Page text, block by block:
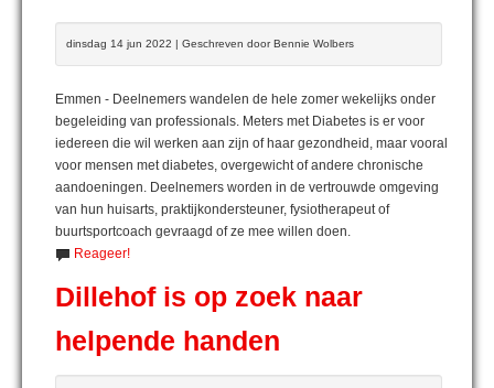
dinsdag 14 jun 2022 | Geschreven door Bennie Wolbers
Emmen - Deelnemers wandelen de hele zomer wekelijks onder
begeleiding van professionals. Meters met Diabetes is er voor
iedereen die wil werken aan zijn of haar gezondheid, maar vooral
voor mensen met diabetes, overgewicht of andere chronische
aandoeningen. Deelnemers worden in de vertrouwde omgeving
van hun huisarts, praktijkondersteuner, fysiotherapeut of
buurtsportcoach gevraagd of ze mee willen doen.
Reageer!
Dillehof is op zoek naar
helpende handen